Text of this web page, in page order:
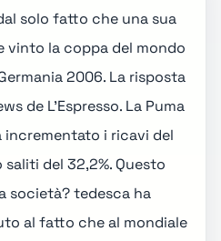
solo fatto che una sua
vinto la coppa del mondo
2006. La risposta
de L’Espresso. La Puma
incrementato i ricavi del
del 32,2%. Questo
società? tedesca ha
al fatto che al mondiale